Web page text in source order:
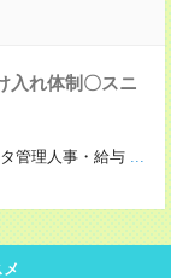
入れ体制〇スニ
管理人事・給与 ...